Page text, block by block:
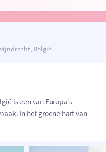
België
is een van Europa’s
In het groene hart van